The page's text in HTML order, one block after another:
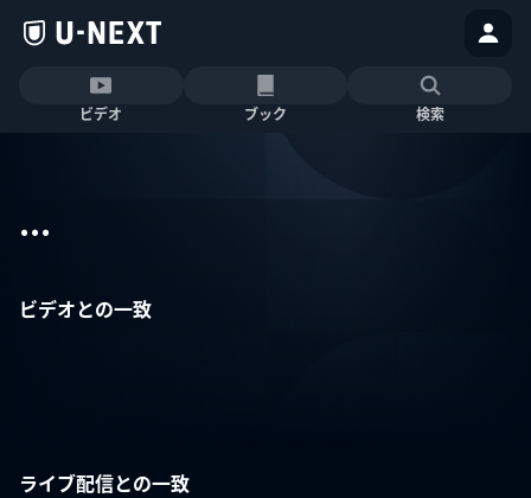
ビデオ ブック 検索
...
ビデオとの一致
ライブ配信との一致